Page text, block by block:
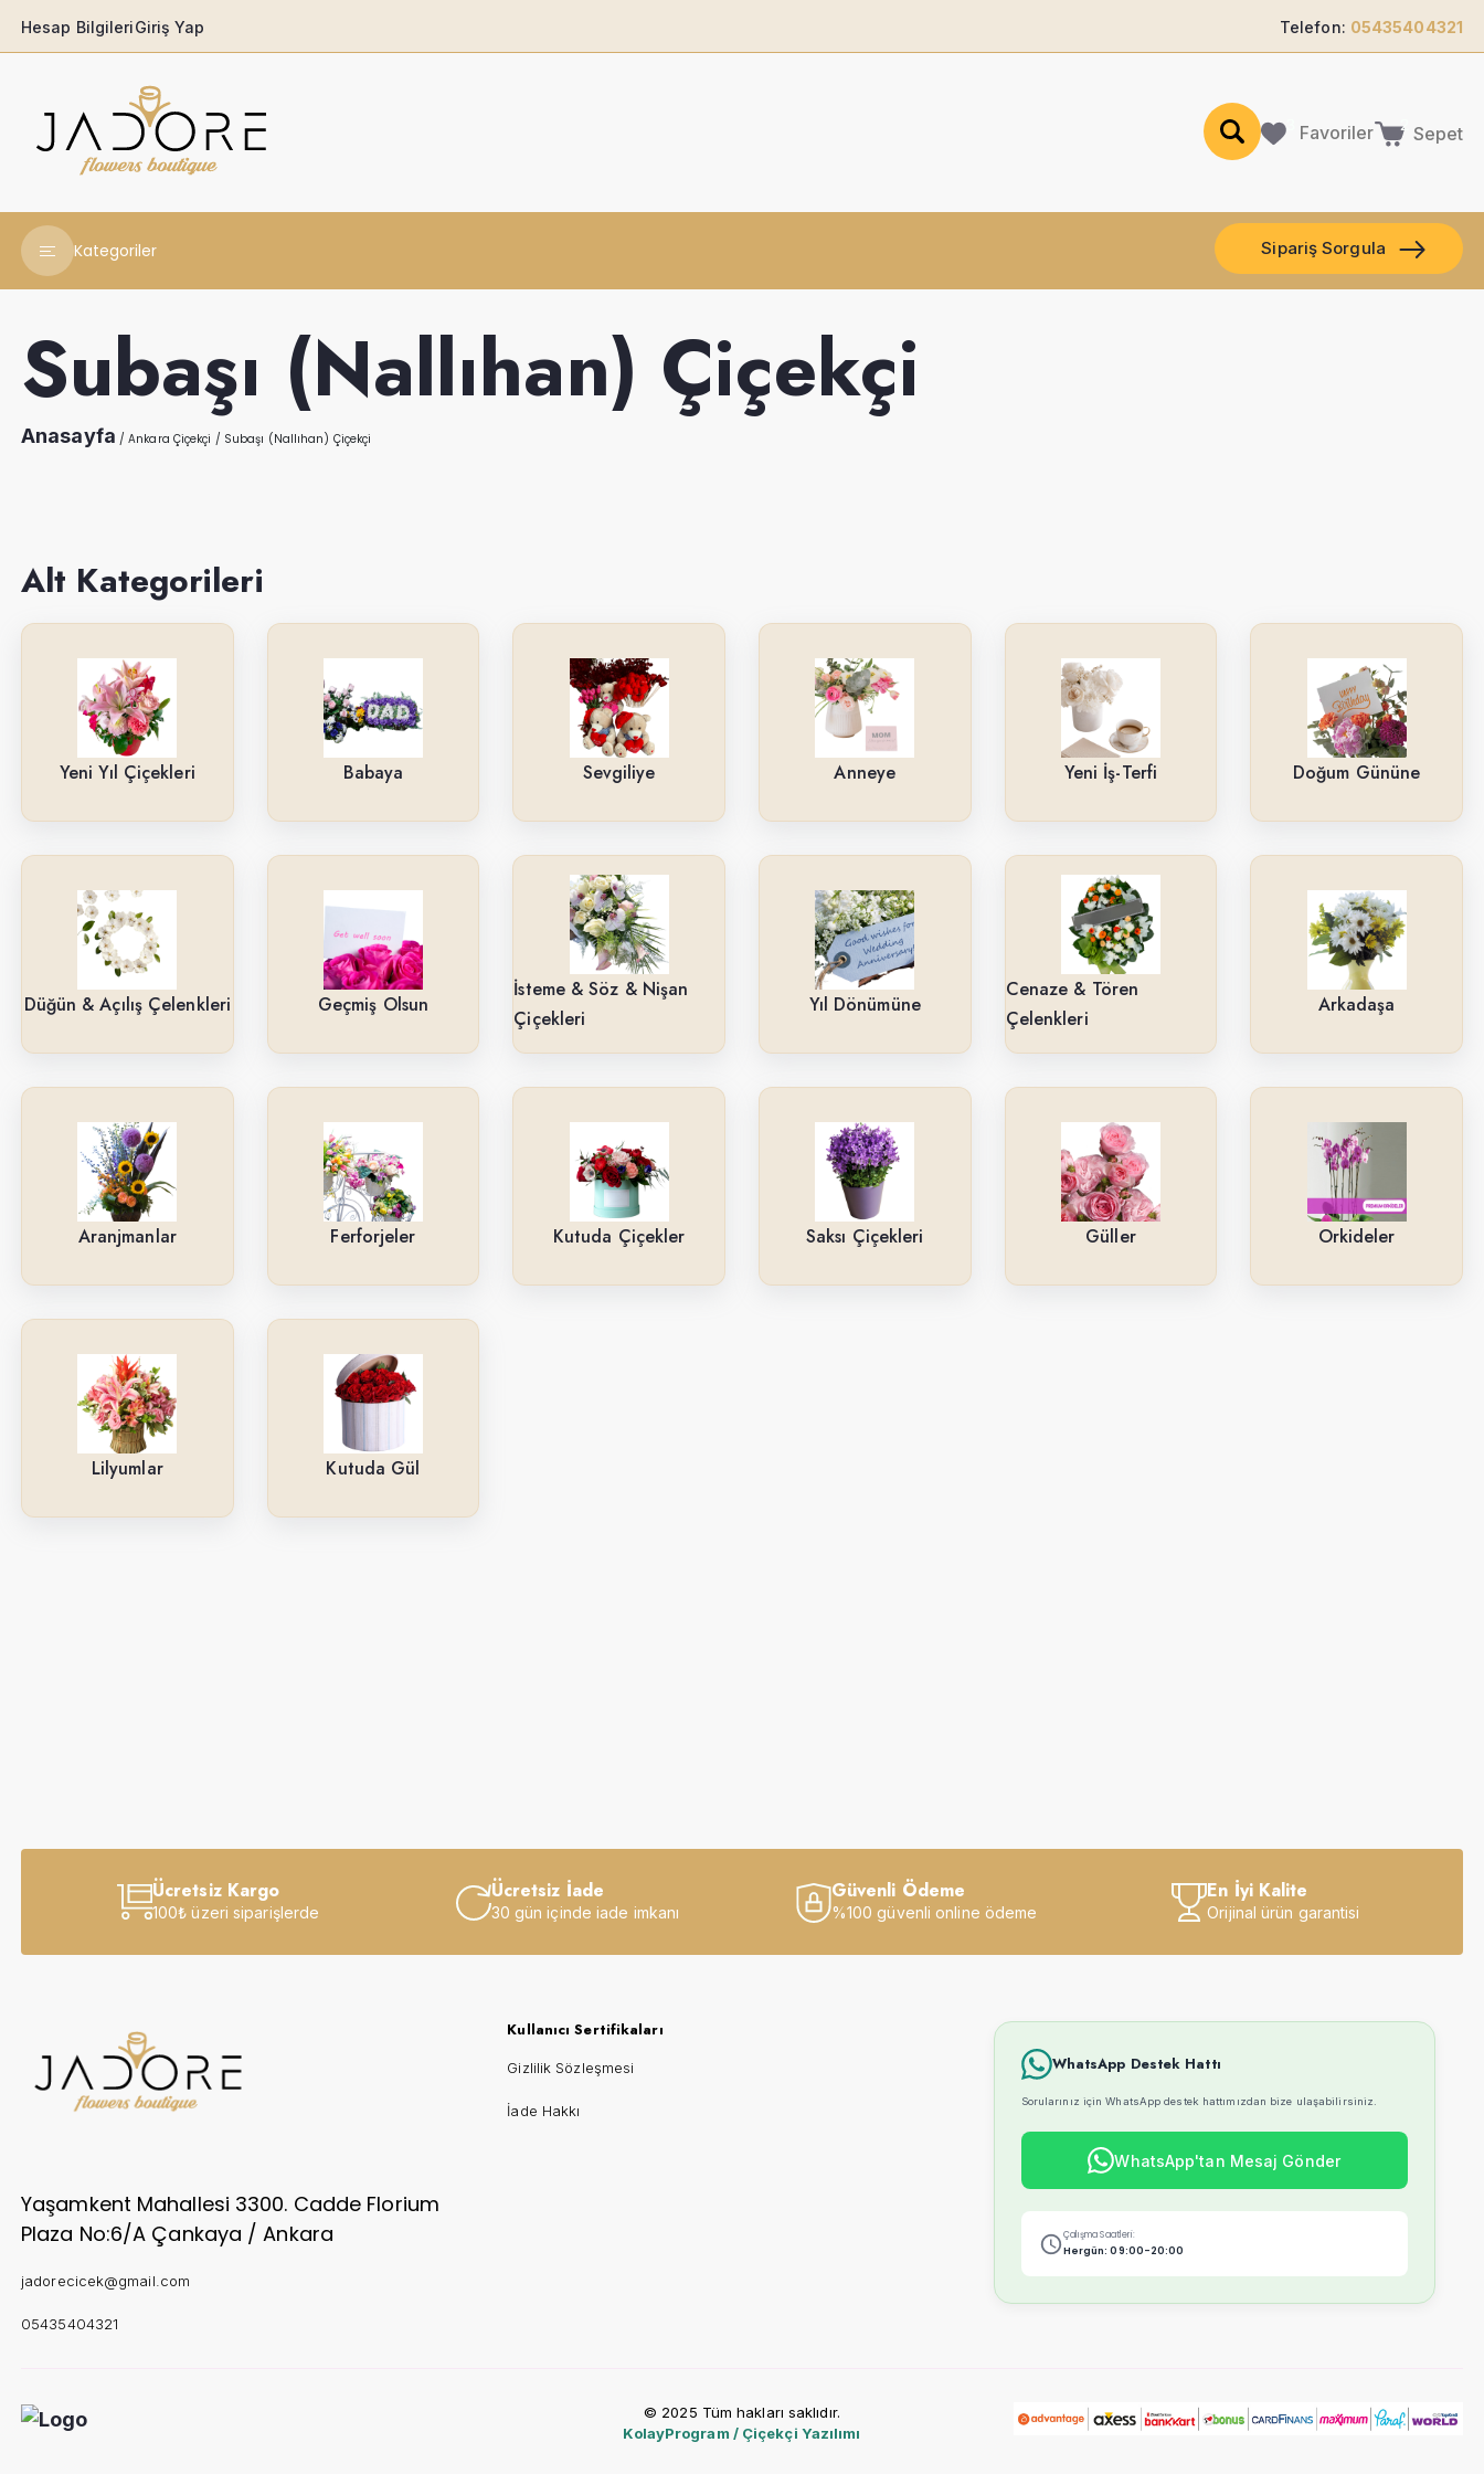
Hesap BilgileriGiriş Yap Telefon: 05435404321
Favoriler Sepet
Kategoriler
Babaya
Yeni İş-Terfi
Kutuda Çiçekler
Doğum Gününe
Düğün & Açılış Çelenkleri
Saksı Çiçekleri
Yıl Dönümüne
Güller
Cenaze & Tören Çelenkleri
Tasarım Buketler
Orkideler
Ne İçin ?
Ürün Çeşitlerimiz
Aranjmanlar
Lilyumlar
Arkadaşa
Kutuda Gül
Sipariş Sorgula
Subaşı (Nallıhan) Çiçekçi
Anasayfa / Ankara Çiçekçi / Subaşı (Nallıhan) Çiçekçi
Alt Kategorileri
Yeni Yıl Çiçekleri Babaya Sevgiliye Anneye Yeni İş-Terfi Doğum Gününe
Düğün & Açılış Çelenkleri Geçmiş Olsun
İsteme & Söz & Nişan
Çiçekleri
Yıl Dönümüne
Cenaze & Tören
Çelenkleri
Arkadaşa
Aranjmanlar Ferforjeler Kutuda Çiçekler Saksı Çiçekleri Güller Orkideler
Lilyumlar Kutuda Gül
Ücretsiz Kargo
100₺ üzeri siparişlerde
Ücretsiz İade
30 gün içinde iade imkanı
Güvenli Ödeme
%100 güvenli online ödeme
En İyi Kalite
Orijinal ürün garantisi
Yaşamkent Mahallesi 3300. Cadde Florium
Plaza No:6/A Çankaya / Ankara
jadorecicek@gmail.com
05435404321
Kullanıcı Sertifikaları
Gizlilik Sözleşmesi
İade Hakkı
WhatsApp Destek Hattı
Sorularınız için WhatsApp destek hattımızdan bize ulaşabilirsiniz.
WhatsApp'tan Mesaj Gönder
Çalışma Saatleri:
Hergün: 09:00-20:00
© 2025 Tüm hakları saklıdır.
KolayProgram / Çiçekçi Yazılımı